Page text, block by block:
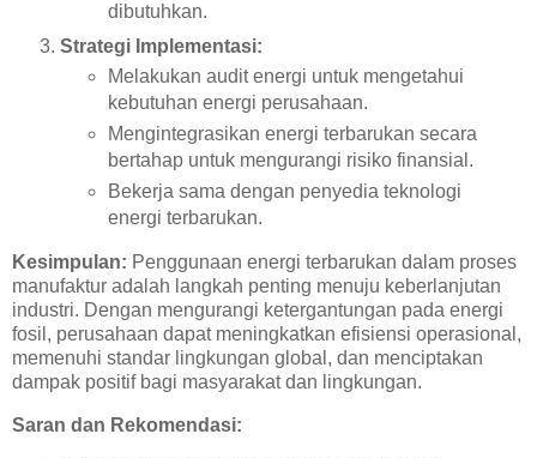
dibutuhkan.
Strategi Implementasi:
Melakukan audit energi untuk mengetahui
kebutuhan energi perusahaan.
Mengintegrasikan energi terbarukan secara
bertahap untuk mengurangi risiko finansial.
Bekerja sama dengan penyedia teknologi
energi terbarukan.
Kesimpulan: Penggunaan energi terbarukan dalam proses
manufaktur adalah langkah penting menuju keberlanjutan
industri. Dengan mengurangi ketergantungan pada energi
fosil, perusahaan dapat meningkatkan efisiensi operasional,
memenuhi standar lingkungan global, dan menciptakan
dampak positif bagi masyarakat dan lingkungan.
Saran dan Rekomendasi: